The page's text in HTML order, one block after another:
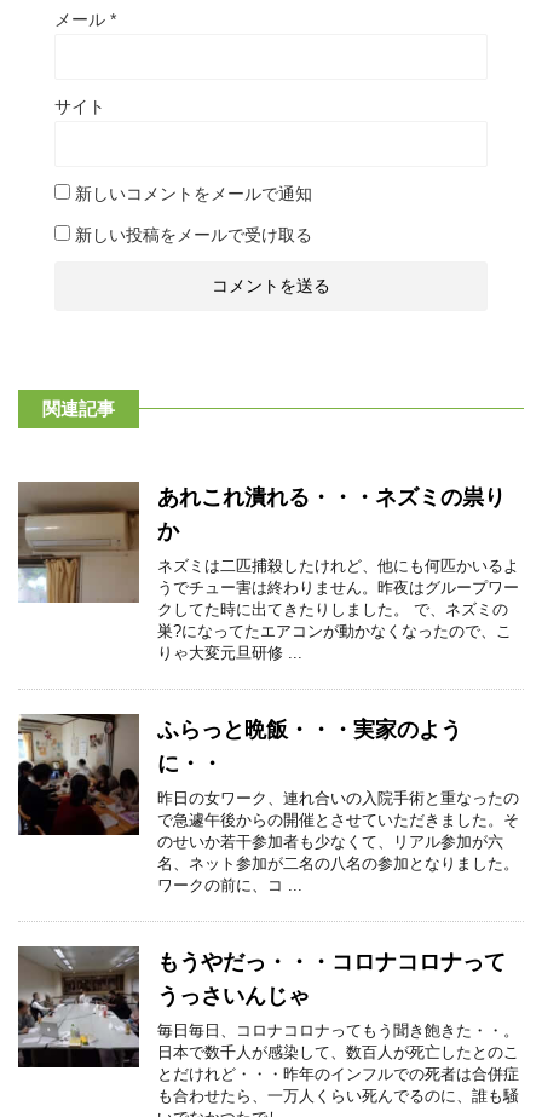
メール *
サイト
新しいコメントをメールで通知
新しい投稿をメールで受け取る
関連記事
あれこれ潰れる・・・ネズミの祟り
か
ネズミは二匹捕殺したけれど、他にも何匹かいるよ
うでチュー害は終わりません。昨夜はグループワー
クしてた時に出てきたりしました。 で、ネズミの
巣?になってたエアコンが動かなくなったので、こ
りゃ大変元旦研修 ...
ふらっと晩飯・・・実家のよう
に・・
昨日の女ワーク、連れ合いの入院手術と重なったの
で急遽午後からの開催とさせていただきました。そ
のせいか若干参加者も少なくて、リアル参加が六
名、ネット参加が二名の八名の参加となりました。
ワークの前に、コ ...
もうやだっ・・・コロナコロナって
うっさいんじゃ
毎日毎日、コロナコロナってもう聞き飽きた・・。
日本で数千人が感染して、数百人が死亡したとのこ
とだけれど・・・昨年のインフルでの死者は合併症
も合わせたら、一万人くらい死んでるのに、誰も騒